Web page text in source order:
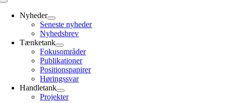
Toggle
NavigationNyheder
Seneste nyheder
Nyhedsbrev
Tænketank
Fokusområder
Publikationer
Positionspapirer
Høringssvar
Handletank
Projekter